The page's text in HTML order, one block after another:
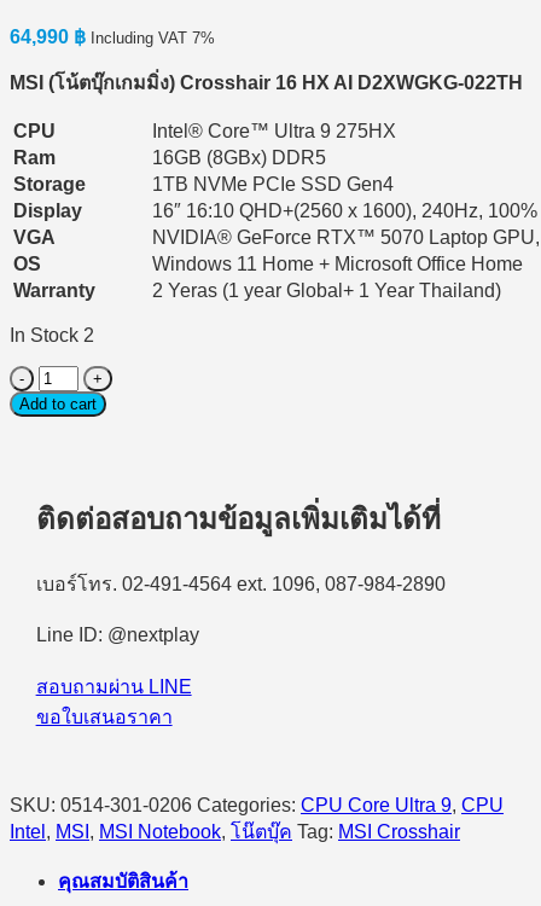
64,990 ฿ Including VAT 7%
MSI (โน้ตบุ๊กเกมมิ่ง) Crosshair 16 HX AI D2XWGKG-022TH
CPU
Intel® Core™ Ultra 9 275HX
Ram
16GB (8GBx) DDR5
Storage
1TB NVMe PCIe SSD Gen4
Display
16″ 16:10 QHD+(2560 x 1600), 240Hz,
VGA
NVIDIA® GeForce RTX™ 5070 Laptop
OS
Windows 11 Home + Microsoft Office Home
Warranty
2 Yeras (1 year Global+ 1 Year Thailand)
In Stock 2
Notebook
(โน้ตบุ๊ก
Crosshair
16
D2XWGKG-
Intel
Ultra
275HX/16GB/1TB
Home
(COSMOS
quantity
Add to cart
ติดต่อสอบถามข้อมูลเพิ่มเติมได้ที่
เบอร์โทร. 02-491-4564 ext. 1096, 087-984-2890
Line ID: @nextplay
สอบถามผ่าน LINE
ขอใบเสนอราคา
SKU: 0514-301-0206 Categories: CPU Core Ultra 9, CPU
Intel , MSI , MSI Notebook, โน๊ตบุ๊ค Tag: MSI Crosshair
คุณสมบัติสินค้า